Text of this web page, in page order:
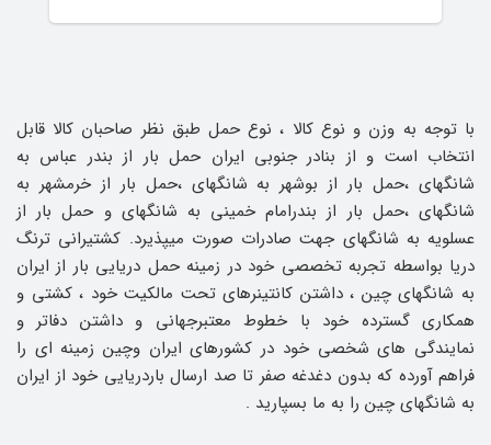
کانتینر چهل فوت های کیوب از ایران به
شانگهای
با توجه به وزن و نوع کالا ، نوع حمل طبق نظر صاحبان کالا قابل
انتخاب است و از بنادر جنوبی ایران حمل بار از بندر عباس به
شانگهای ،حمل بار از بوشهر به شانگهای ،حمل بار از خرمشهر به
شانگهای ،حمل بار از بندرامام خمینی به شانگهای و حمل بار از
عسلویه به شانگهای جهت صادرات صورت میپذیرد. کشتیرانی ترنگ
دریا بواسطه تجربه تخصصی خود در زمینه حمل دریایی بار از ایران
به شانگهای چین ، داشتن کانتینرهای تحت مالکیت خود ، کشتی و
همکاری گسترده خود با خطوط معتبرجهانی و داشتن دفاتر و
نمایندگی های شخصی خود در کشورهای ایران وچین زمینه ای را
فراهم آورده که بدون دغدغه صفر تا صد ارسال باردریایی خود از ایران
به شانگهای چین را به ما بسپارید .